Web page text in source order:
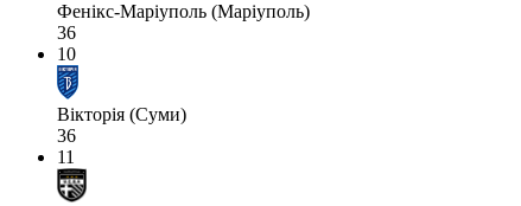
Фенікс-Маріуполь (Маріуполь)
36
10
Вікторія (Суми)
36
11